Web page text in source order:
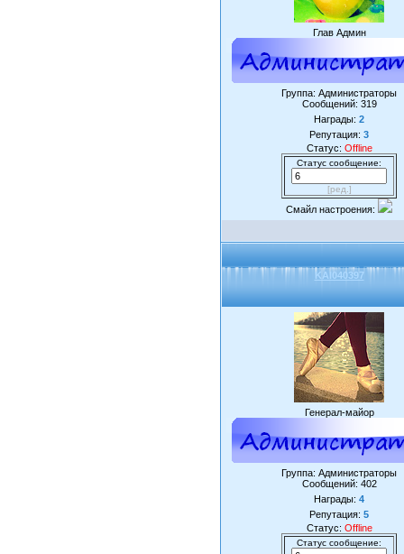
Глав Админ
Группа: Администраторы
Сообщений: 319
Награды: 2
Репутация: 3
Статус: Offline
Статус сообщение:
[ред.]
Смайл настроения:
KAI040397
Генерал-майор
Группа: Администраторы
Сообщений: 402
Награды: 4
Репутация: 5
Статус: Offline
Статус сообщение: